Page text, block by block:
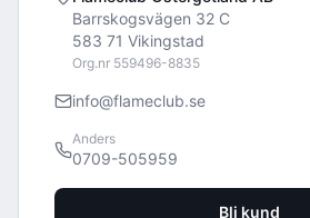
Barrskogsvägen 32 C
583 71 Vikingstad
Org.nr 559496-8835
info@flameclub.se
Anders
0709-505959
Bli kund